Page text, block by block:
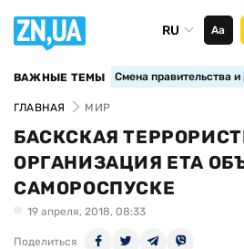
RU Аа
ВАЖНЫЕ ТЕМЫ Смена правительства
ГЛАВНАЯ МИР
БАСКСКАЯ
ОРГАНИЗАЦИЯ ETA
САМОРОСПУСКЕ
19 апреля, 2018, 08:33
Поделиться